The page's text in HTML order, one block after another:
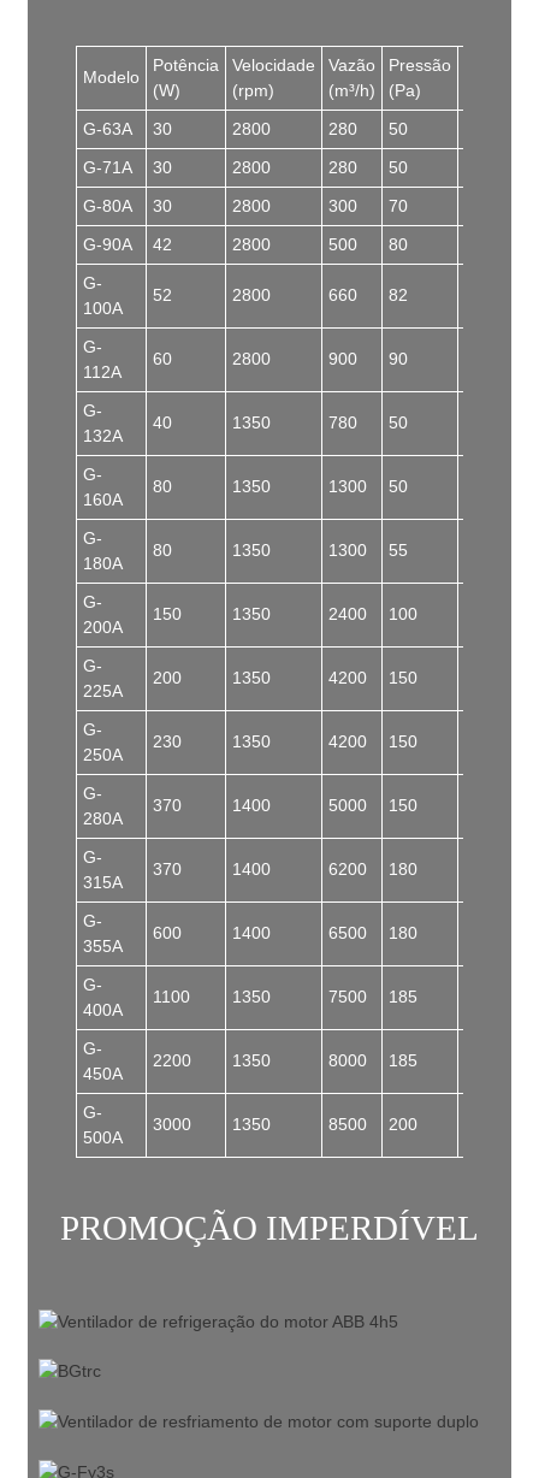
Modelo
Potência
(W)
Velocidade
(rpm)
Vazão
(m³/h)
Pressão
(Pa)
G-63A
30 2800 280 50
G-71A
30 2800 280 50
G-80A
30 2800 300 70
G-90A
42 2800 500 80
G-
100A
52 2800 660 82
G-
112A
60 2800 900 90
G-
132A
40 1350 780 50
G-
160A
80 1350 1300 50
G-
180A
80 1350 1300 55
G-
200A
150 1350 2400 100
G-
225A
200 1350 4200 150
G-
250A
230 1350 4200 150
G-
280A
370 1400 5000 150
G-
315A
370 1400 6200 180
G-
355A
600 1400 6500 180
G-
400A
1100 1350 7500 185
G-
450A
2200 1350 8000 185
G-
500A
3000 1350 8500 200
PROMOÇÃO IMPERDÍVEL